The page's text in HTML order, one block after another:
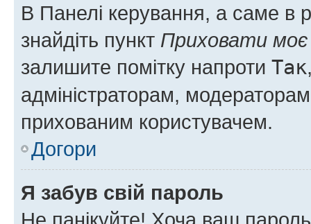
В Панелі керування, а саме в
знайдіть пункт Приховати моє
залишите помітку напроти Так
адміністраторам,
прихованим користувачем.
Догори
Я забув свій пароль